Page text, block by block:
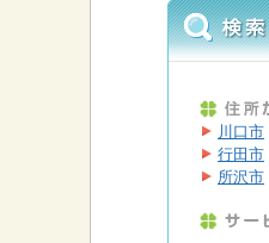
川口市
行田市
所沢市